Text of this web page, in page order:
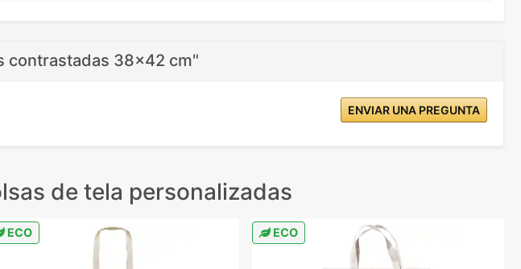
contrastadas 38x42 cm"
ENVIAR UNA PREGUNTA
de tela personalizadas
ECO ECO